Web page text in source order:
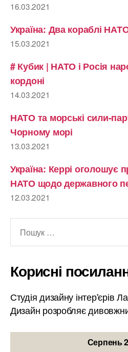
16.03.2021
Україна: Два кораблі
15.03.2021
# Кубик | НАТО і Росія
кордоні
14.03.2021
НАТО та морські сили-
Чорному морі
13.03.2021
Україна: Керрі оголошує
НАТО щодо державного
12.03.2021
Корисні
Студія дизайну інтер'єрів
Дизайн розробляє
Серпень